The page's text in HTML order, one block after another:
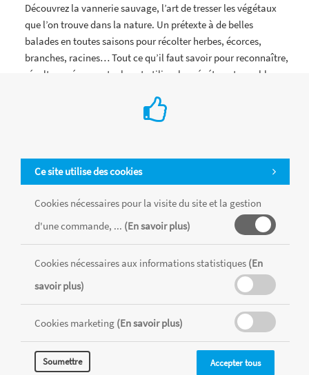
Découvrez la vannerie sauvage, l’art de tresser les végétaux
que l’on trouve dans la nature. Un prétexte à de belles
balades en toutes saisons pour récolter herbes, écorces,
branches, racines… Tout ce qu’il faut savoir pour reconnaître,
récolter, préparer, stocker et utiliser les végétaux tressables.
Ce site utilise des cookies
Cookies nécessaires pour la visite du site et la gestion
d'une commande, ... (En savoir plus)
Cookies nécessaires aux informations statistiques (En
savoir plus)
Cookies marketing (En savoir plus)
Soumettre Accepter tous